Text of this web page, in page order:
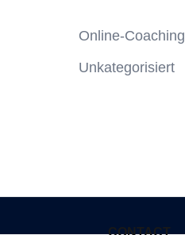
Online-Coaching
Unkategorisiert